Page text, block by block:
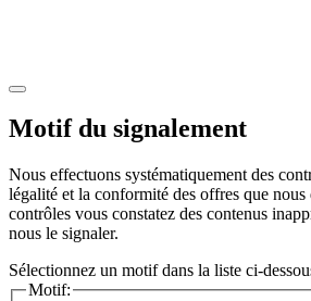
Motif du signalement
Nous effectuons systématiquement des
légalité et la conformité des offres que
contrôles vous constatez des contenus
nous le signaler.
Sélectionnez un motif dans la liste ci-
Motif: